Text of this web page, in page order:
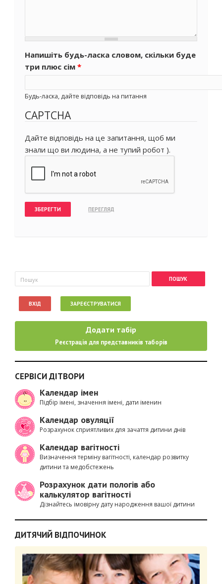
Напишіть будь-ласка словом, скільки буде
три плюс сім *
Будь-ласка, дайте відповідь на питання
CAPTCHA
Дайте відповідь на це запитання, щоб ми
знали що ви людина, а не тупий робот ).
Пошукова форма
Пошук
ВХІД ЗАРЕЄСТРУВАТИСЯ
Додати табір
Реєстрація для представників таборів
СЕРВІСИ ДІТВОРИ
Календар імен
Підбір імені, значення імені, дати іменин
Календар овуляції
Розрахунок сприятливих для зачаття дитини днів
Календар вагітності
Визначення терміну вагітності, календар розвитку
дитини та медобстежень
Розрахунок дати пологів або
калькулятор вагітності
Дізнайтесь імовірну дату народження вашої дитини
ДИТЯЧИЙ ВІДПОЧИНОК